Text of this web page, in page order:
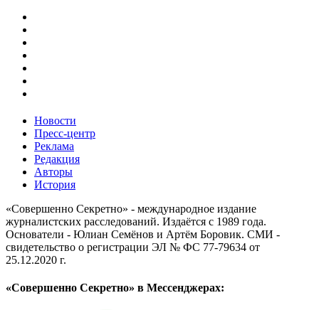
Новости
Пресс-центр
Реклама
Редакция
Авторы
История
«Совершенно Секретно» - международное издание
журналистских расследований. Издаётся с 1989 года.
Основатели - Юлиан Семёнов и Артём Боровик. CМИ -
свидетельство о регистрации ЭЛ № ФС 77-79634 от
25.12.2020 г.
«Совершенно Секретно» в Мессенджерах: